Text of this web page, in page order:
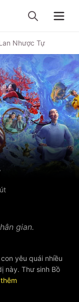
Nhược Tự
gian.
yêu quái nhiều
này. Thư sinh Bồ